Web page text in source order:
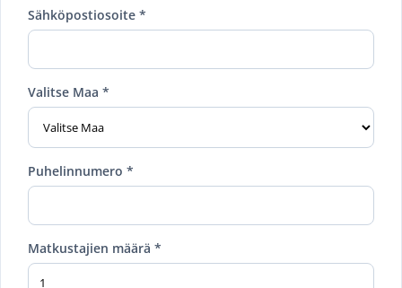
Sähköpostiosoite *
Valitse Maa *
Puhelinnumero *
Matkustajien määrä *